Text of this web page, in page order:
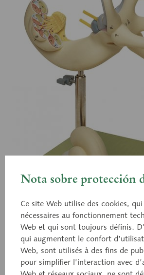
DS 13
Nota sobre protección
Ce site Web utilise des cookies,
nécessaires au fonctionnement
Web et qui sont toujours définis.
qui augmentent le confort
Web, sont utilisés à des fins de
pour simplifier l’interaction avec